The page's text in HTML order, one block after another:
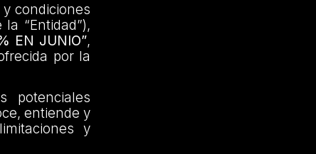
condiciones
“Entidad”),
EN JUNIO”,
por la
potenciales
entiende y
y